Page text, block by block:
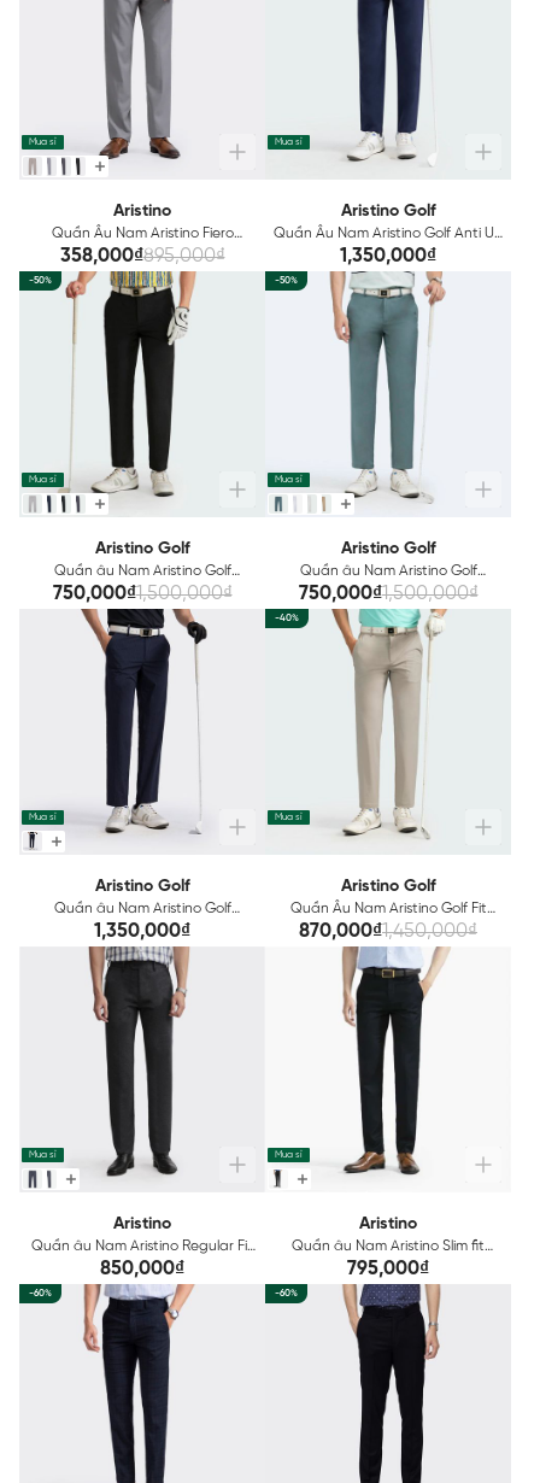
Mua sỉ
Aristino
Quần Âu Nam Aristino Fiero
ATR00702
358,000₫895,000₫
Mua sỉ
Aristino Golf
Quần Âu Nam Aristino Golf Anti UV
ATRG1402
1,350,000₫
-50%
Mua sỉ
Aristino Golf
Quần âu Nam Aristino Golf
ATRG0102
750,000₫1,500,000₫
-50%
Mua sỉ
Aristino Golf
Quần âu Nam Aristino Golf
ATRG0502
750,000₫1,500,000₫
Mua sỉ
Aristino Golf
Quần âu Nam Aristino Golf
ATRG0802
1,350,000₫
-40%
Mua sỉ
Aristino Golf
Quần Âu Nam Aristino Golf Fit
ATRG0202
870,000₫1,450,000₫
Mua sỉ
Aristino
Quần âu Nam Aristino Regular Fit
ATR03302
850,000₫
Mua sỉ
Aristino
Quần âu Nam Aristino Slim fit
ATR00102
795,000₫
-60% -60%